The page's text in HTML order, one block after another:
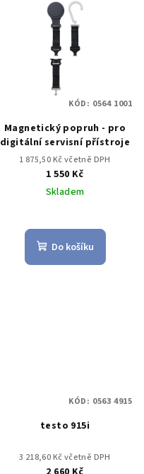
Magnetický popruh - pro
digitální servisní přístroje
1 875,50 Kč včetně DPH
1 550 Kč
Skladem
Do košíku
KÓD: 0564 1001
testo 915i
3 218,60 Kč včetně DPH
KÓD: 0563 4915